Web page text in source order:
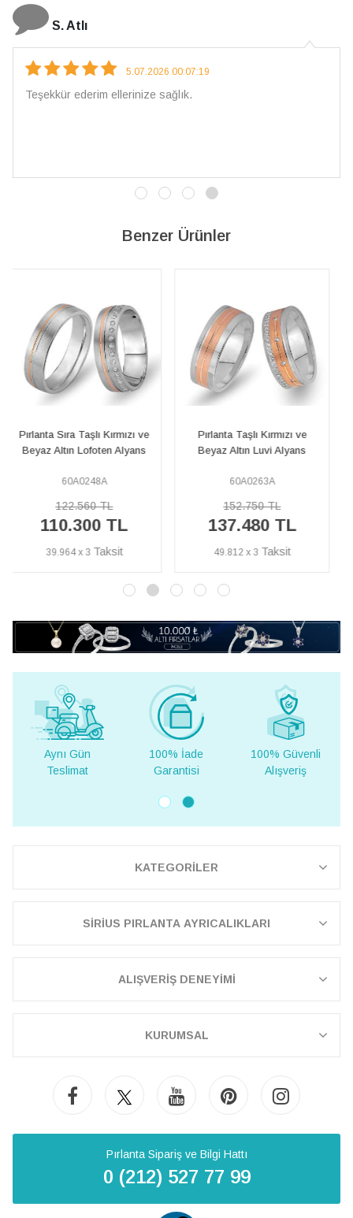
N. Elçi
4.08.2026 16:27:03
Çarpıcı ve olağanüstü bir işçilikle hazırlanmış bir mücevher.
Benzer Ürünler
Pırlanta Taşlı Kırmızı ve
Beyaz Altın Luvi Alyans
60A0263A
152.750 TL
137.480 TL
49.812 x 3
Pırlanta Taşlı Sarı ve Beyaz
Altın Fuzuli Alyans
60A0330A
141.330 TL
127.200 TL
46.087 x 3
100% İade
Garantisi
100% Güvenli
Alışveriş
Yurt Dışına
Teslimat
KATEGORİLER
SİRİUS PIRLANTA AYRICALIKLARI
ALIŞVERİŞ DENEYİMİ
KURUMSAL
Pırlanta Sipariş ve Bilgi Hattı
0 (212) 527 77 99